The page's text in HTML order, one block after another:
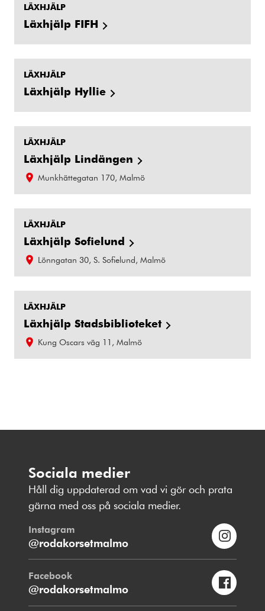
LÄXHJÄLP
Läxhjälp FIFH
LÄXHJÄLP
Läxhjälp Hyllie
LÄXHJÄLP
Läxhjälp Lindängen
Munkhättegatan 170, Malmö
LÄXHJÄLP
Läxhjälp Sofielund
Lönngatan 30, S. Sofielund, Malmö
LÄXHJÄLP
Läxhjälp Stadsbiblioteket
Kung Oscars väg 11, Malmö
Sociala medier
Håll dig uppdaterad om vad vi gör och prata
gärna med oss på sociala medier.
Instagram
@rodakorsetmalmo
Facebook
@rodakorsetmalmo